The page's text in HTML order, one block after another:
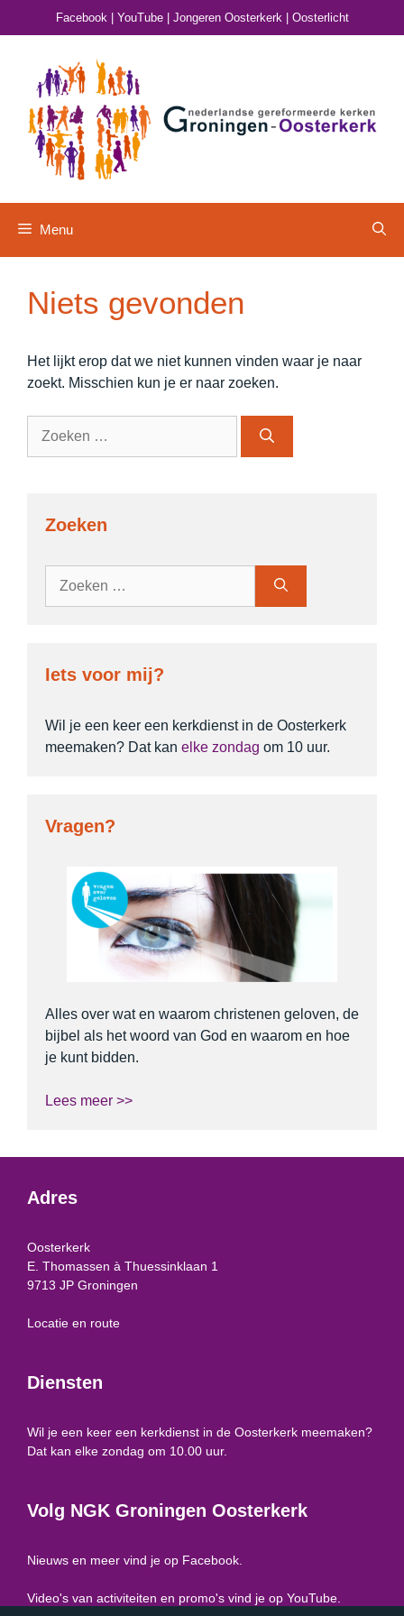
Facebook| YouTube| Jongeren Oosterkerk| Oosterlicht
Menu
Niets gevonden
Het lijkt erop dat we niet kunnen vinden waar je naar
zoekt. Misschien kun je er naar zoeken.
Zoeken
Iets voor mij?
Wil je een keer een kerkdienst in de Oosterkerk
meemaken? Dat kan elke zondag om 10 uur.
Vragen?
Alles over wat en waarom christenen geloven, de
bijbel als het woord van God en waarom en hoe
je kunt bidden.
Lees meer >>
Adres
Oosterkerk
E. Thomassen à Thuessinklaan 1
9713 JP Groningen
Locatie en route
Diensten
Wil je een keer een kerkdienst in de Oosterkerk meemaken?
Dat kan elke zondag om 10.00 uur.
Volg NGK Groningen Oosterkerk
Nieuws en meer vind je op Facebook
Video's van activiteiten en promo's vind je op YouTube